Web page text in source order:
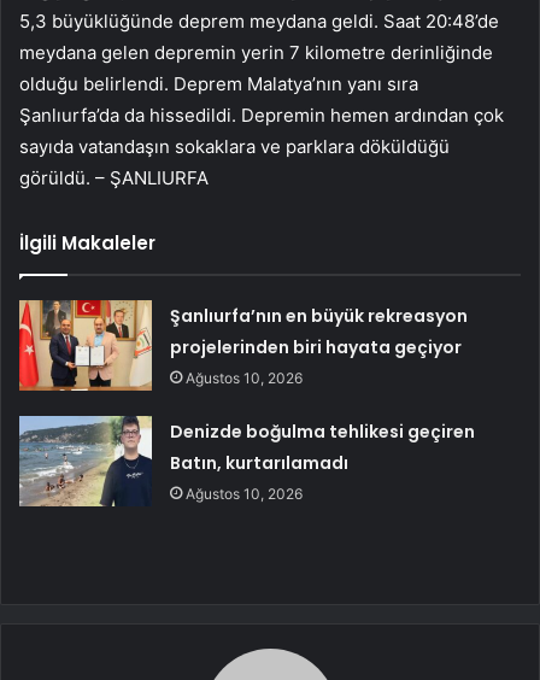
5,3 büyüklüğünde deprem meydana geldi. Saat 20:48’de
meydana gelen depremin yerin 7 kilometre derinliğinde
olduğu belirlendi. Deprem Malatya’nın yanı sıra
Şanlıurfa’da da hissedildi. Depremin hemen ardından çok
sayıda vatandaşın sokaklara ve parklara döküldüğü
görüldü. – ŞANLIURFA
İlgili Makaleler
Şanlıurfa’nın en büyük rekreasyon
projelerinden biri hayata geçiyor
Ağustos 10, 2026
Denizde boğulma tehlikesi geçiren
Batın, kurtarılamadı
Ağustos 10, 2026